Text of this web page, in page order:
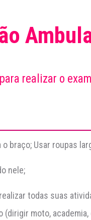
realizar o
braço; Usar roupas
nele;
todas suas
moto, academia,